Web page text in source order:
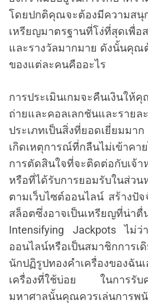
โดยปกติคุณจะต้องมีความสนุ
เหรียญมาตรฐานที่โง่ที่สุดเพื่อ
และรางวัลมากมาย ดังนั้นคุณ
ของแต่ละคนคืออะไร
การประเมินเกมจะคืนเงินให้
ถ่ายและคอลเลกชันและรายล
ประเภทเป็นสิ่งที่ยอดเยี่ยมม
เกิดเหตุการณ์ที่กลืนไม่เข้าค
การตัดสินใจที่จะติดต่อกับเจ้า
หรือที่ได้รับการยอมรับในส่วน
ตามเว็บไซต์ออนไลน์ สร้างปั
สล็อตซึ่งอาจเป็นเหรียญที่น่า
Intensifying Jackpots ไม่ว่
ออนไลน์หรือเป็นสมาชิกการเ
นักปฏิรูปทองคำเครื่องของฉัน
เครื่องที่ใช้บ่อย ในการรับค
มหาศาลนั้นคุณควรเล่นการพ